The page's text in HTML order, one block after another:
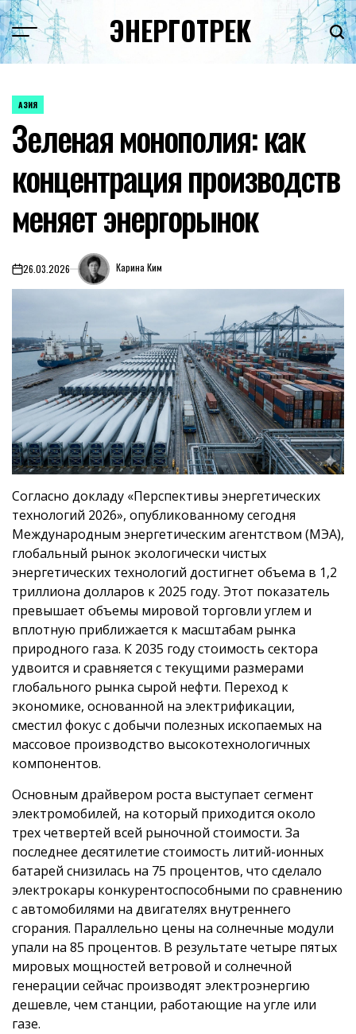
Перейти
к
содержимому
ЭНЕРГОТРЕК
ОПУБЛИКОВАНО
АЗИЯ
Зеленая монополия: как
концентрация производств
меняет энергорынок
on26.03.2026 Карина Ким
Согласно докладу «Перспективы энергетических
технологий 2026», опубликованному сегодня
Международным энергетическим агентством (МЭА),
глобальный рынок экологически чистых
энергетических технологий достигнет объема в 1,2
триллиона долларов к 2025 году. Этот показатель
превышает объемы мировой торговли углем и
вплотную приближается к масштабам рынка
природного газа. К 2035 году стоимость сектора
удвоится и сравняется с текущими размерами
глобального рынка сырой нефти. Переход к
экономике, основанной на электрификации,
сместил фокус с добычи полезных ископаемых на
массовое производство высокотехнологичных
компонентов.
Основным драйвером роста выступает сегмент
электромобилей, на который приходится около
трех четвертей всей рыночной стоимости. За
последнее десятилетие стоимость литий-ионных
батарей снизилась на 75 процентов, что сделало
электрокары конкурентоспособными по сравнению
с автомобилями на двигателях внутреннего
сгорания. Параллельно цены на солнечные модули
упали на 85 процентов. В результате четыре пятых
мировых мощностей ветровой и солнечной
генерации сейчас производят электроэнергию
дешевле, чем станции, работающие на угле или
газе.